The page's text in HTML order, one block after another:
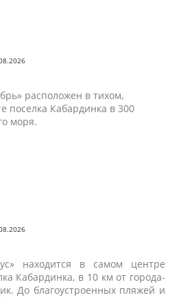
расположен в тихом,
поселка Кабардинка в 300
моря.
находится в самом центре
Кабардинка, в 10 км от города-
До благоустроенных пляжей и